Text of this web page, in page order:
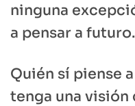
ninguna
a pensar a futuro.
Quién sí piense
tenga una visión